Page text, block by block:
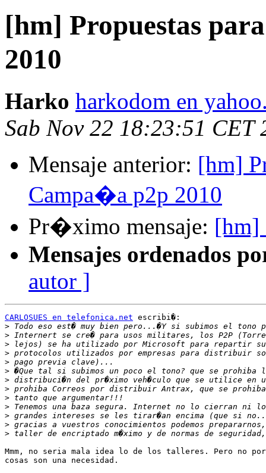
[hm] Propuestas
2010
Harko harkodom en
Sab Nov 22 18:23:51 CET
Mensaje anterior: [hm]
Campa�a p2p 2010
Pr�ximo mensaje: [hm]
Mensajes ordenados
autor ]
CARLOSUES en telefonica.net escribi�:
>
>
>
>
>
>
>
>
>
>
>
>
>
Mmm, no seria mala idea lo de los talleres. Pero no
cosas son una necesidad.